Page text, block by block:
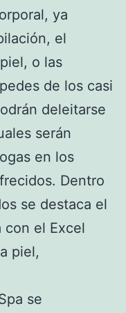
ya
el
o las
de los casi
deleitarse
serán
en los
Dentro
se destaca el
con el Excel
piel,
se